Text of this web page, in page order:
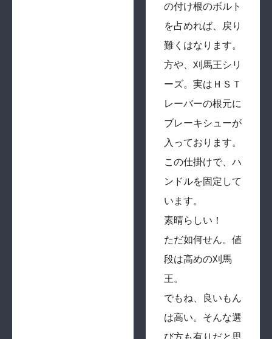
の付け根のボルト
を占めれば、戻り
難くはなります。
方や、刈馬王シリ
ーズ。実はＨＳＴ
レーバーの根元に
ブレーキシューが
入っております。
この仕掛けで、ハ
ンドルを固定して
います。
素晴らしい！
ただ如何せん。値
段は高めの刈馬
王。
でもね、良いもん
は高い。そんな選
び方も有りだと思